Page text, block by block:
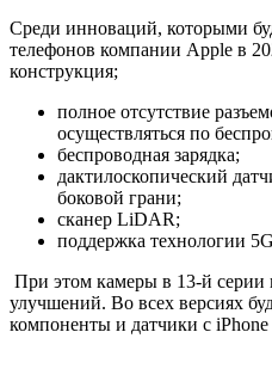
Среди инноваций, которыми
телефонов компании Apple в
конструкция;
полное отсутствие
осуществляться по
беспроводная зарядка;
дактилоскопический
боковой грани;
сканер LiDAR;
поддержка технологии
При этом камеры в 13-й серии
улучшений. Во всех версиях
компоненты и датчики с iPhone